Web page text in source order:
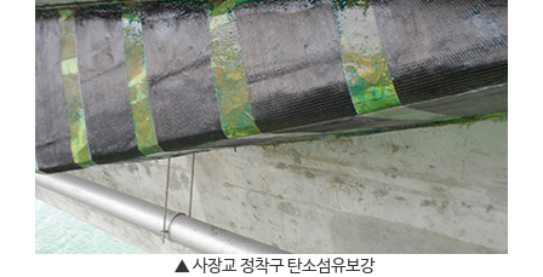
▲ 사장교 정착구 탄소섬유보강